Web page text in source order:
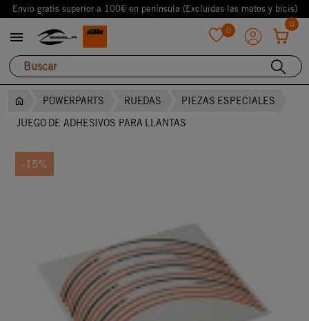
Envio gratis superior a 100€ en península (Excluidas las motos y bicis)
 0
0
POWERPARTS RUEDAS
PIEZAS ESPECIALES
JUEGO DE ADHESIVOS PARA LLANTAS
-15%